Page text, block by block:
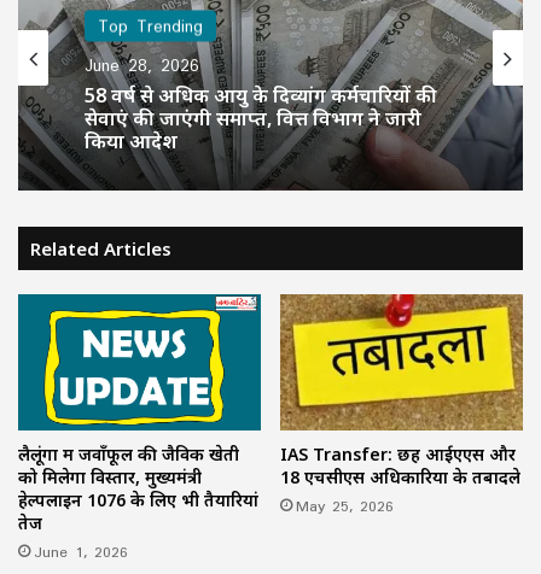
Top Trending
June 28, 2026
58 वर्ष से अधिक आयु के दिव्यांग कर्मचारियों की
सेवाएं की जाएंगी समाप्त, वित्त विभाग ने जारी
किया आदेश
Related Articles
लैलूंगा में जवाँफूल की जैविक खेती
को मिलेगा विस्तार, मुख्यमंत्री
हेल्पलाइन 1076 के लिए भी तैयारियां
तेज
June 1, 2026
IAS Transfer: छह आईएएस और
18 एचसीएस अधिकारियों के तबादले
May 25, 2026